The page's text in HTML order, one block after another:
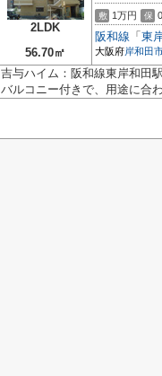
2LDK
56.70㎡
敷 1万円 保
阪和線 「 東
大阪府岸和田
吉与ハイム：阪和線東岸和田
バルコニー付きで、用途に合